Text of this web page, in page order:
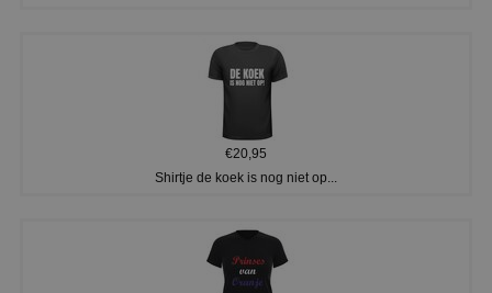
€20,95
Shirtje de koek is nog niet op...